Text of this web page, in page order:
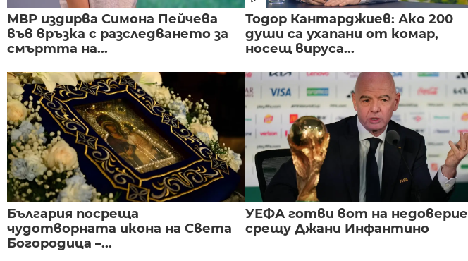
МВР издирва Симона Пейчева
във връзка с разследването за
смъртта на...
Тодор Кантарджиев: Ако 200
души са ухапани от комар,
носещ вируса...
България посреща
чудотворната икона на Света
Богородица –...
УЕФА готви вот на недоверие
срещу Джани Инфантино